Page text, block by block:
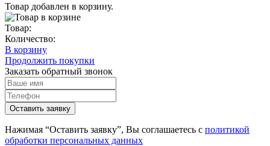
Товар добавлен в корзину.
Товар:
Количество:
В корзину
Продолжить покупки
Заказать обратный звонок
Нажимая “Оставить заявку”, Вы соглашаетесь с политикой
обработки персональных данных